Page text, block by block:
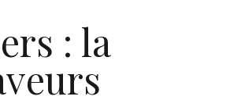
: la